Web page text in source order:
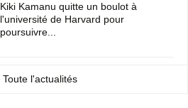
Kiki Kamanu quitte un boulot à
l'université de Harvard pour
poursuivre...
Toute l'actualités